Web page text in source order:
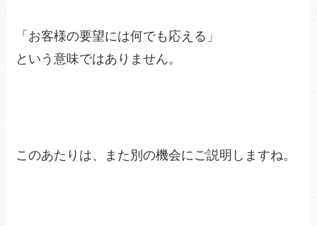
「お客様の要望には何でも応える」
という意味ではありません。
このあたりは、また別の機会にご説明しますね。